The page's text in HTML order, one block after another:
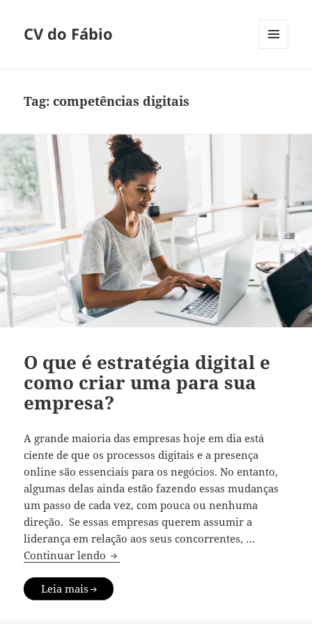
CV do Fábio
Tag:competências digitais
O que é estratégia digital e
como criar uma para sua
empresa?
A grande maioria das empresas hoje em dia está
ciente de que os processos digitais e a presença
online são essenciais para os negócios. No entanto,
algumas delas ainda estão fazendo essas mudanças
um passo de cada vez, com pouca ou nenhuma
direção. Se essas empresas querem assumir a
liderança em relação aos seus concorrentes, …
Continuar lendo O que é estratégia digital e como criar
Leia mais